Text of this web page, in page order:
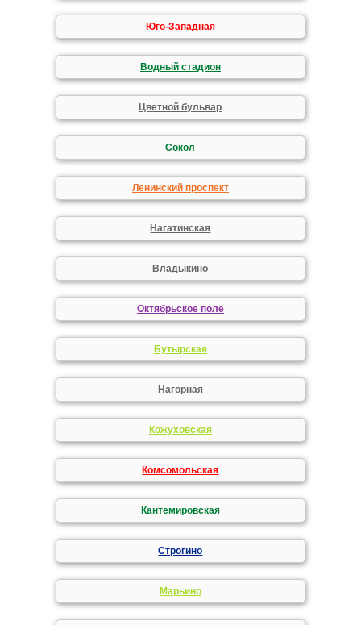
Юго-Западная
Водный стадион
Цветной бульвар
Сокол
Ленинский проспект
Нагатинская
Владыкино
Октябрьское поле
Бутырская
Нагорная
Кожуховская
Комсомольская
Кантемировская
Строгино
Марьино